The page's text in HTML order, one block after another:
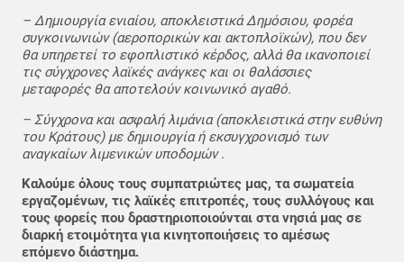
– Δημιουργία ενιαίου, αποκλειστικά Δημόσιου, φορέα
συγκοινωνιών (αεροπορικών και ακτοπλοϊκών), που δεν
θα υπηρετεί το εφοπλιστικό κέρδος, αλλά θα ικανοποιεί
τις σύγχρονες λαϊκές ανάγκες και οι θαλάσσιες
μεταφορές θα αποτελούν κοινωνικό αγαθό.
– Σύγχρονα και ασφαλή λιμάνια (αποκλειστικά στην ευθύνη
του Κράτους) με δημιουργία ή εκσυγχρονισμό των
αναγκαίων λιμενικών υποδομών .
Καλούμε όλους τους συμπατριώτες μας, τα σωματεία
εργαζομένων, τις λαϊκές επιτροπές, τους συλλόγους και
τους φορείς που δραστηριοποιούνται στα νησιά μας σε
διαρκή ετοιμότητα για κινητοποιήσεις το αμέσως
επόμενο διάστημα.